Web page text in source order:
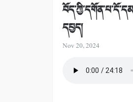
དཔྱད།
Nov 20, 2024